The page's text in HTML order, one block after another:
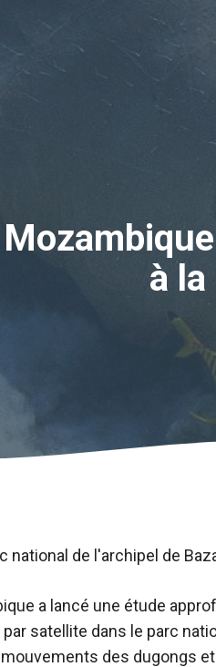
à
national de l'archipel de
a lancé une étude
satellite dans le parc
des dugongs